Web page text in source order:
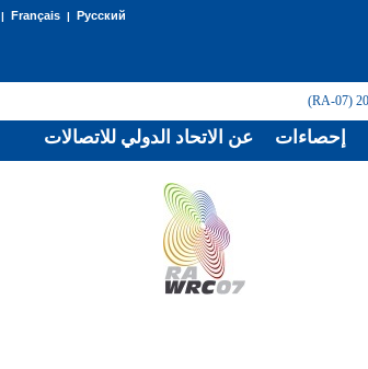
| Français| Русский
عن الاتحاد الدولي للاتصالات إحصاءات